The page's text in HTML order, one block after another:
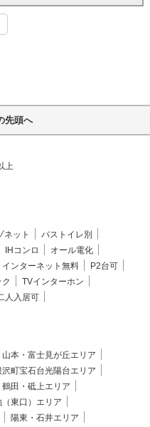
先頭へ
上
ネット
バストイレ別
IHコンロ
オール電化
インターネット無料
P2台可
TVインターホン
人入居可
山本・富士見が丘エリア
沢町宝石台光陽台エリア
鶴田・砥上エリア
東口）エリア
陽東・石井エリア